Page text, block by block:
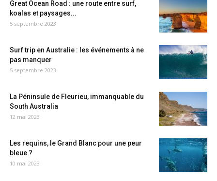
Great Ocean Road : une route entre surf,
koalas et paysages...
5 septembre 2023
Surf trip en Australie : les événements à ne
pas manquer
5 septembre 2023
La Péninsule de Fleurieu, immanquable du
South Australia
12 mai 2023
Les requins, le Grand Blanc pour une peur
bleue ?
10 mai 2023